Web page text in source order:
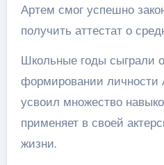
Артем смог успешно
получить аттестат о
Школьные годы сыграли
формировании личности
усвоил множество
применяет в своей
жизни.